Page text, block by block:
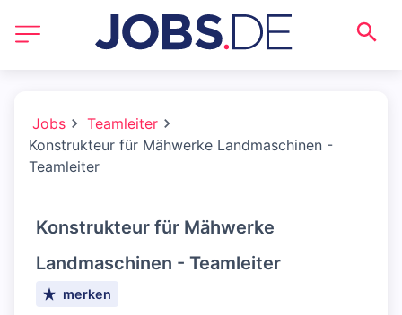
Jobs
Teamleiter
Konstrukteur für Mähwerke Landmaschinen -
Teamleiter
Konstrukteur für Mähwerke
Landmaschinen - Teamleiter
merken